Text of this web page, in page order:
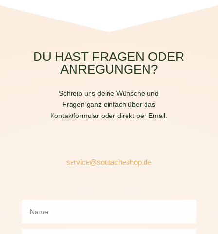
DU HAST FRAGEN ODER
ANREGUNGEN?
Schreib uns deine Wünsche und
Fragen ganz einfach über das
Kontaktformular oder direkt per Email.
service@soutacheshop.de